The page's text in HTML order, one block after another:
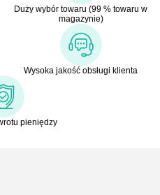
Duży wybór towaru (99 % towaru w
magazynie)
Wysoka jakość obsługi klienta
pieniędzy